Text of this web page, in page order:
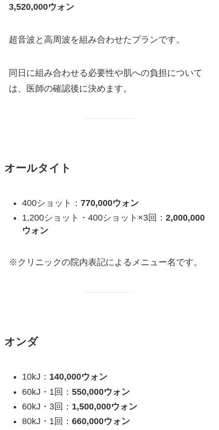
3,520,000ウォン
超音波と高周波を組み合わせたプランです。
同日に組み合わせる必要性や肌への負担について
は、医師の確認後に決めます。
オールタイト
400ショット： 770,000ウォン
1,200ショット・400ショット×3回： 2,000,000
ウォン
※クリニックの院内表記によるメニュー名です。
オンダ
10kJ： 140,000ウォン
60kJ・1回： 550,000ウォン
60kJ・3回： 1,500,000ウォン
80kJ・1回： 660,000ウォン